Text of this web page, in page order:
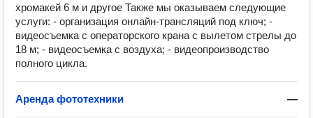
хромакей 6 м и другое Также мы оказываем следующие
услуги: - организация онлайн-трансляций под ключ; -
видеосъемка с операторского крана с вылетом стрелы до
18 м; - видеосъемка с воздуха; - видеопроизводство
полного цикла​.
Аренда фототехники —